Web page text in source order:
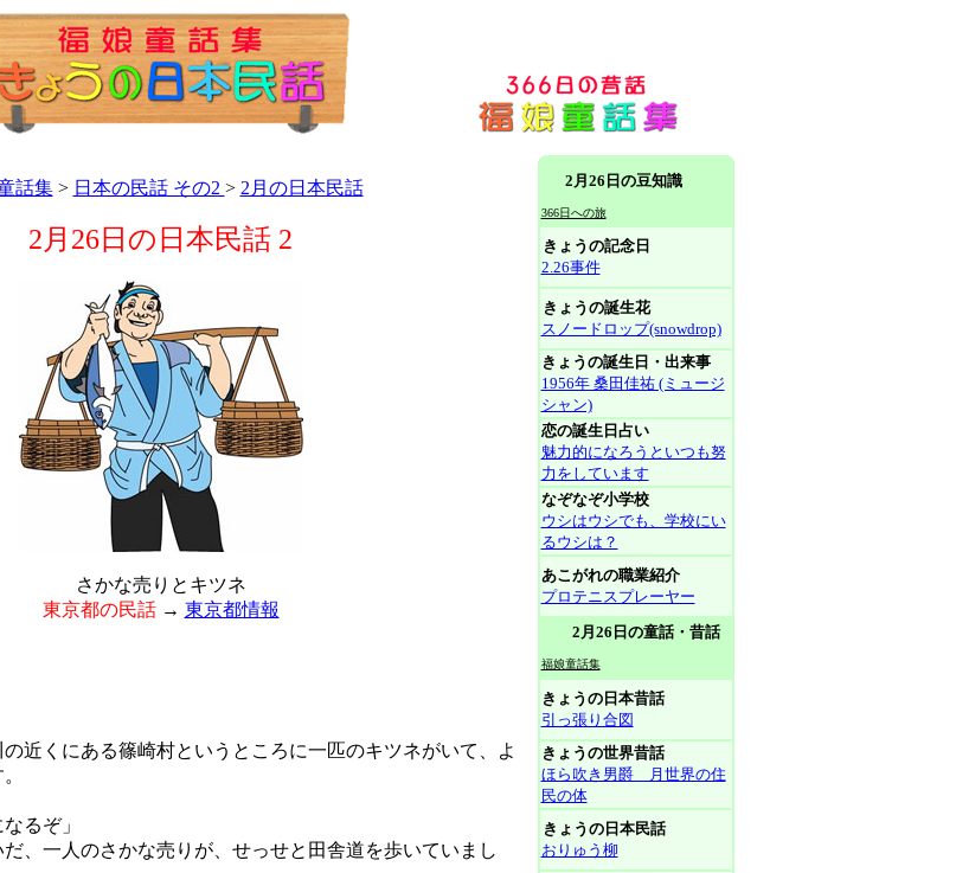
話集> 日本の民話 その2 > 2月の日本民話
2月26日の日本民話 2
さかな売りとキツネ
東京都の民話→ 東京都情報
近くにある篠崎村というところに一匹のキツネがいて、よ
るぞ」
、一人のさかな売りが、せっせと田舎道を歩いていまし
2月26日の豆知識
366日への旅
きょうの記念日
2.26事件
きょうの誕生花
スノードロップ(snowdrop)
きょうの誕生日・出来事
1956年 桑田佳祐 (ミュージ
シャン)
恋の誕生日占い
魅力的になろうといつも努
力をしています
なぞなぞ小学校
ウシはウシでも、学校にい
るウシは？
あこがれの職業紹介
プロテニスプレーヤー
2月26日の童話・昔話
福娘童話集
きょうの日本昔話
引っ張り合図
きょうの世界昔話
ほら吹き男爵 月世界の住
民の体
きょうの日本民話
おりゅう柳